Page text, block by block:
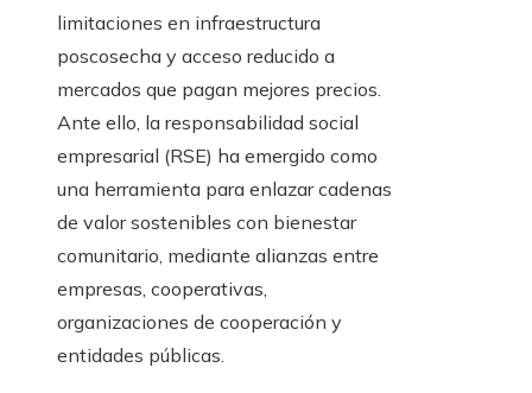
limitaciones en infraestructura
poscosecha y acceso reducido a
mercados que pagan mejores precios.
Ante ello, la responsabilidad social
empresarial (RSE) ha emergido como
una herramienta para enlazar cadenas
de valor sostenibles con bienestar
comunitario, mediante alianzas entre
empresas, cooperativas,
organizaciones de cooperación y
entidades públicas.